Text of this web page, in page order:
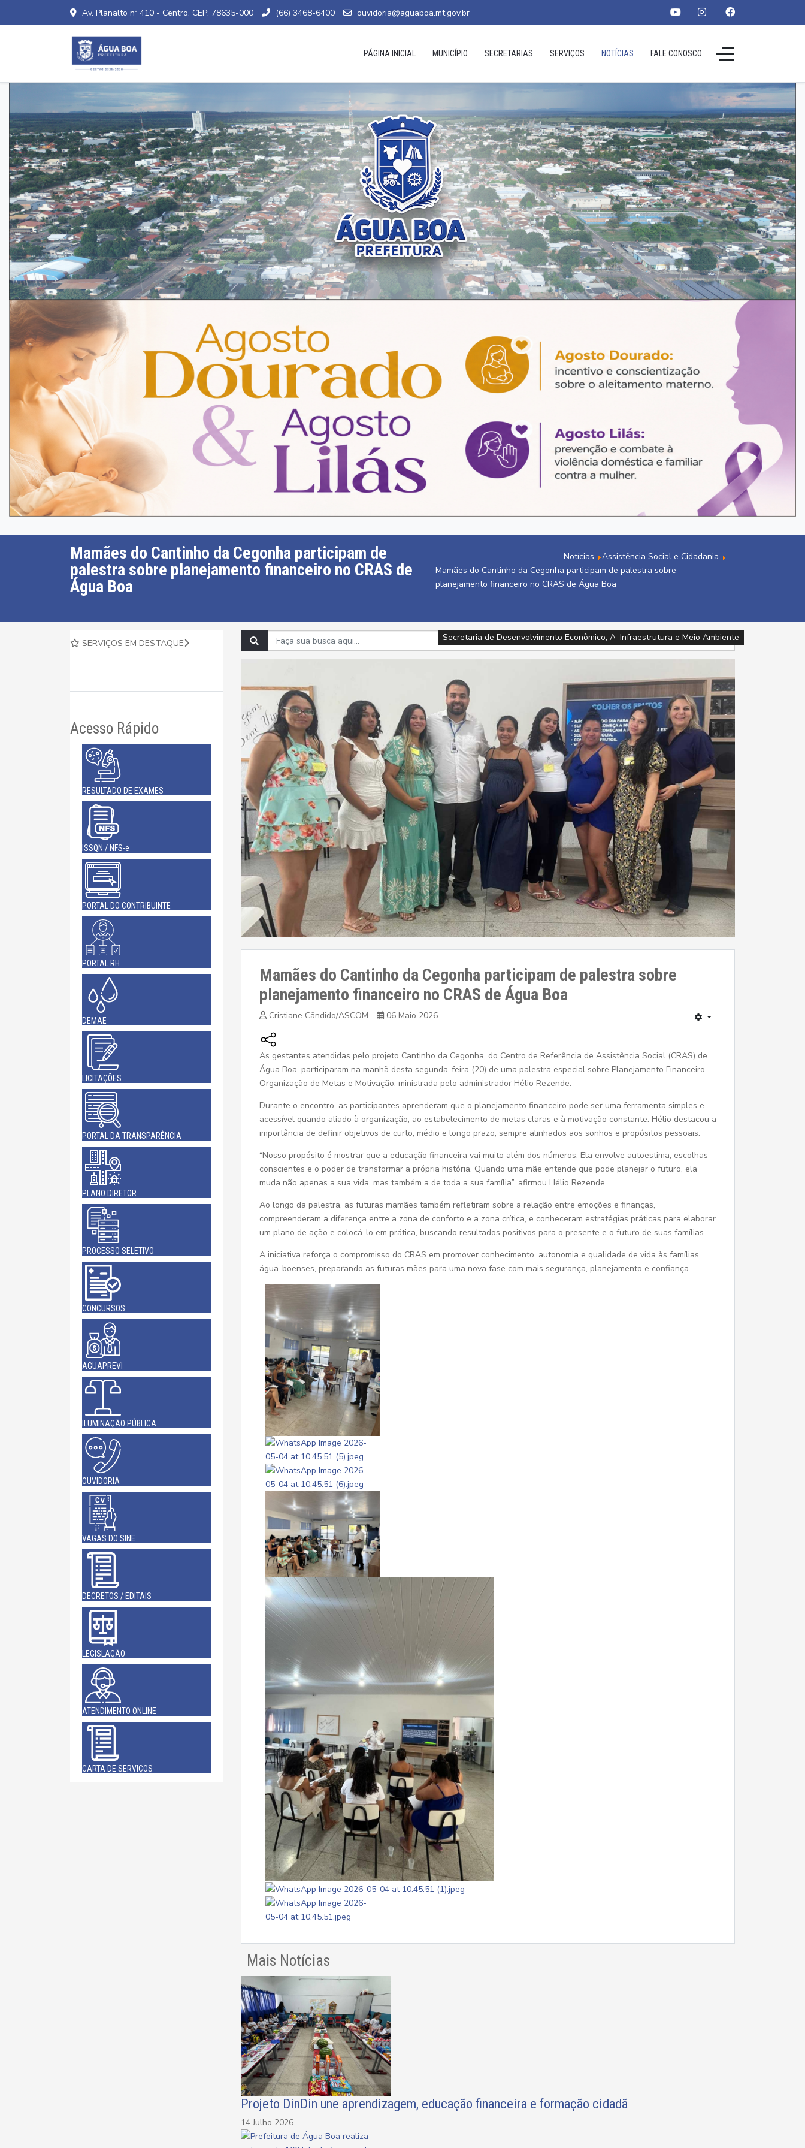
Av. Planalto nº 410 - Centro. CEP: 78635-000 (66) 3468-6400 ouvidoria@aguaboa.mt.gov.br
PÁGINA INICIAL MUNICÍPIO SECRETARIAS SERVIÇOS NOTÍCIAS FALE CONOSCO
Mamães do Cantinho da Cegonha participam de
palestra sobre planejamento financeiro no CRAS de
Água Boa
Notícias
Assistência Social e Cidadania
Mamães do Cantinho da Cegonha participam de palestra sobre
planejamento financeiro no CRAS de Água Boa
SERVIÇOS EM DESTAQUE
Acesso Rápido
RESULTADO DE EXAMES
ISSQN / NFS-e
PORTAL DO CONTRIBUINTE
PORTAL RH
DEMAE
LICITAÇÕES
PORTAL DA TRANSPARÊNCIA
PLANO DIRETOR
PROCESSO SELETIVO
CONCURSOS
AGUAPREVI
ILUMINAÇÃO PÚBLICA
OUVIDORIA
VAGAS DO SINE
DECRETOS / EDITAIS
LEGISLAÇÃO
ATENDIMENTO ONLINE
CARTA DE SERVIÇOS
Mamães do Cantinho da Cegonha participam de palestra sobre
planejamento financeiro no CRAS de Água Boa
Cristiane Cândido/ASCOM 06 Maio 2026
As gestantes atendidas pelo projeto Cantinho da Cegonha, do Centro de Referência de Assistência Social (CRAS) de
Água Boa, participaram na manhã desta segunda-feira (20) de uma palestra especial sobre Planejamento Financeiro,
Organização de Metas e Motivação, ministrada pelo administrador Hélio Rezende.
Durante o encontro, as participantes aprenderam que o planejamento financeiro pode ser uma ferramenta simples e
acessível quando aliado à organização, ao estabelecimento de metas claras e à motivação constante. Hélio destacou a
importância de definir objetivos de curto, médio e longo prazo, sempre alinhados aos sonhos e propósitos pessoais.
“Nosso propósito é mostrar que a educação financeira vai muito além dos números. Ela envolve autoestima, escolhas
conscientes e o poder de transformar a própria história. Quando uma mãe entende que pode planejar o futuro, ela
muda não apenas a sua vida, mas também a de toda a sua família”, afirmou Hélio Rezende.
Ao longo da palestra, as futuras mamães também refletiram sobre a relação entre emoções e finanças,
compreenderam a diferença entre a zona de conforto e a zona crítica, e conheceram estratégias práticas para elaborar
um plano de ação e colocá-lo em prática, buscando resultados positivos para o presente e o futuro de suas famílias.
A iniciativa reforça o compromisso do CRAS em promover conhecimento, autonomia e qualidade de vida às famílias
água-boenses, preparando as futuras mães para uma nova fase com mais segurança, planejamento e confiança.
Mais Notícias
Educação
Projeto DinDin une aprendizagem, educação financeira e formação cidadã
14 Julho 2026
Secretaria de Desenvolvimento Econômico, Agricultura, Turismo e Tecnologia
Esporte, Cultura e Lazer
Secretaria de Desenvolvimento Econômico, Agricultura, Turismo e Tecnologia
Assistência Social e Cidadania
Saúde
Secretaria de Desenvolvimento Econômico, Agricultura, Turismo e Tecnologia
Educação
Infraestrutura e Meio Ambiente